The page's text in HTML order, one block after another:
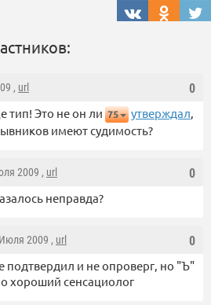
0
, url
тип! Это не он ли 75 утверждал,
имеют судимость?
0
2009 , url
неправда?
0
2009 , url
подтвердил и не опроверг, но "Ъ"
хороший сенсациолог